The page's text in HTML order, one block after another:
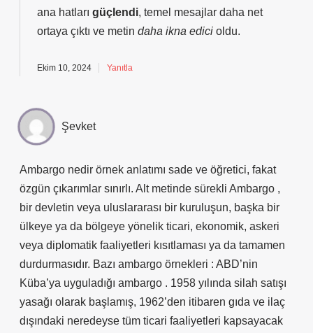
ana hatları güçlendi, temel mesajlar daha net
ortaya çıktı ve metin daha ikna edici oldu.
Ekim 10, 2024 Yanıtla
Şevket
Ambargo nedir örnek anlatımı sade ve öğretici, fakat
özgün çıkarımlar sınırlı. Alt metinde sürekli Ambargo ,
bir devletin veya uluslararası bir kuruluşun, başka bir
ülkeye ya da bölgeye yönelik ticari, ekonomik, askeri
veya diplomatik faaliyetleri kısıtlaması ya da tamamen
durdurmasıdır. Bazı ambargo örnekleri : ABD’nin
Küba’ya uyguladığı ambargo . 1958 yılında silah satışı
yasağı olarak başlamış, 1962’den itibaren gıda ve ilaç
dışındaki neredeyse tüm ticari faaliyetleri kapsayacak